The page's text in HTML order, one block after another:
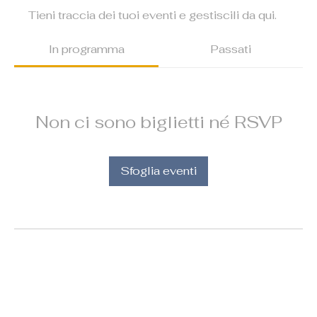
Tieni traccia dei tuoi eventi e gestiscili da qui.
In programma Passati
Non ci sono biglietti né RSVP
Sfoglia eventi